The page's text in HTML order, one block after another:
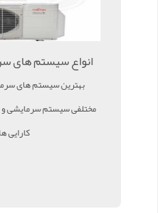
انواع سیستم های
بهترین سیستم های
مختلفی سیستم سرمایشی
کارایی